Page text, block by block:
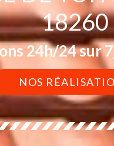
18260
24h/24 sur
NOS